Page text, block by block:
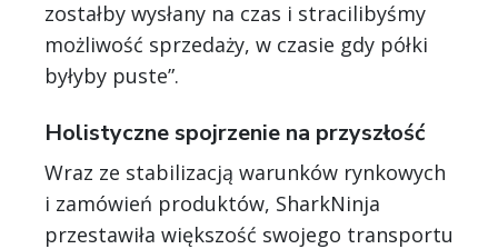
zostałby wysłany na czas i stracilibyśmy
możliwość sprzedaży, w czasie gdy półki
byłyby puste”.
Holistyczne spojrzenie na przyszłość
Wraz ze stabilizacją warunków rynkowych
i zamówień produktów, SharkNinja
przestawiła większość swojego transportu